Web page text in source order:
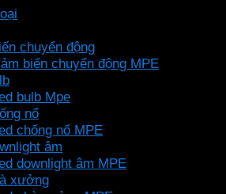
₫.là:
chuyển động
biến chuyển động MPE
bulb Mpe
nổ
chống nổ MPE
âm
downlight âm MPE
xưởng